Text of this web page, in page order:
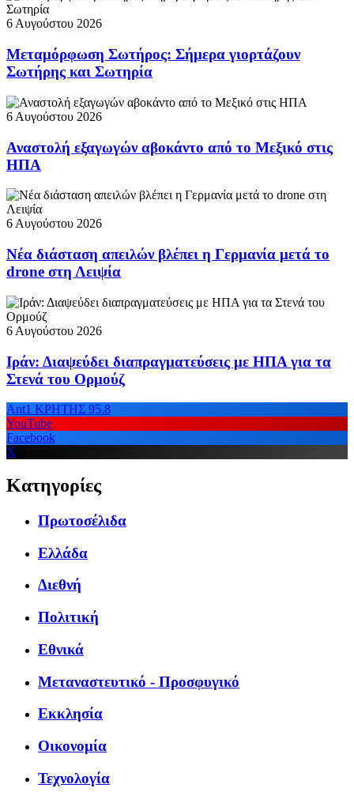
6 Αυγούστου 2026
Μεταμόρφωση Σωτήρος: Σήμερα γιορτάζουν
Σωτήρης και Σωτηρία
6 Αυγούστου 2026
Αναστολή εξαγωγών αβοκάντο από το Μεξικό στις
ΗΠΑ
6 Αυγούστου 2026
Νέα διάσταση απειλών βλέπει η Γερμανία μετά το
drone στη Λειψία
6 Αυγούστου 2026
Ιράν: Διαψεύδει διαπραγματεύσεις με ΗΠΑ για τα
Στενά του Ορμούζ
Ant1 ΚΡΗΤΗΣ 95.8
YouTube
Facebook
X
Κατηγορίες
Πρωτοσέλιδα
Ελλάδα
Διεθνή
Πολιτική
Εθνικά
Μεταναστευτικό - Προσφυγικό
Εκκλησία
Οικονομία
Τεχνολογία